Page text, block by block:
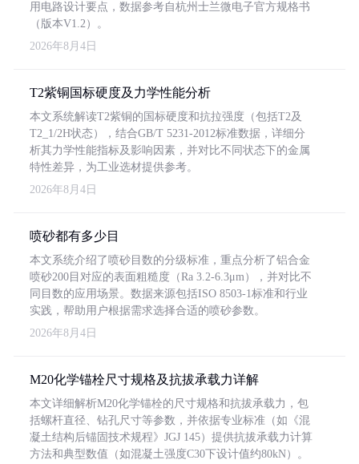
用电路设计要点，数据参考自杭州士兰微电子官方规格书
（版本V1.2）。
2026年8月4日
T2紫铜国标硬度及力学性能分析
本文系统解读T2紫铜的国标硬度和抗拉强度（包括T2及
T2_1/2H状态），结合GB/T 5231-2012标准数据，详细分
析其力学性能指标及影响因素，并对比不同状态下的金属
特性差异，为工业选材提供参考。
2026年8月4日
喷砂都有多少目
本文系统介绍了喷砂目数的分级标准，重点分析了铝合金
喷砂200目对应的表面粗糙度（Ra 3.2-6.3μm），并对比不
同目数的应用场景。数据来源包括ISO 8503-1标准和行业
实践，帮助用户根据需求选择合适的喷砂参数。
2026年8月4日
M20化学锚栓尺寸规格及抗拔承载力详解
本文详细解析M20化学锚栓的尺寸规格和抗拔承载力，包
括螺杆直径、钻孔尺寸等参数，并依据专业标准（如《混
凝土结构后锚固技术规程》JGJ 145）提供抗拔承载力计算
方法和典型数值（如混凝土强度C30下设计值约80kN）。